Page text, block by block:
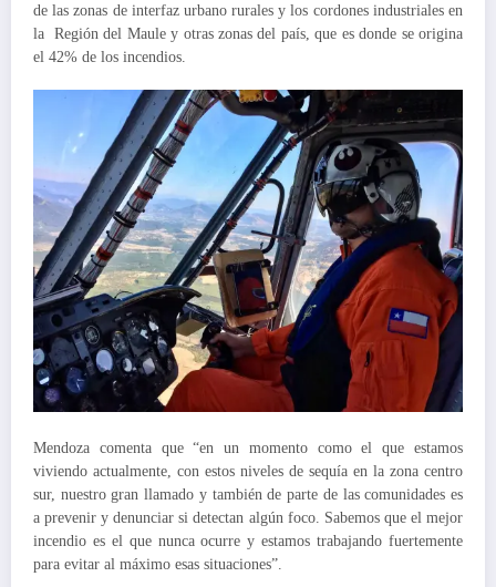
de las zonas de interfaz urbano rurales y los cordones industriales en
la Región del Maule y otras zonas del país, que es donde se origina
el 42% de los incendios.
Mendoza comenta que “en un momento como el que estamos
viviendo actualmente, con estos niveles de sequía en la zona centro
sur, nuestro gran llamado y también de parte de las comunidades es
a prevenir y denunciar si detectan algún foco. Sabemos que el mejor
incendio es el que nunca ocurre y estamos trabajando fuertemente
para evitar al máximo esas situaciones”.